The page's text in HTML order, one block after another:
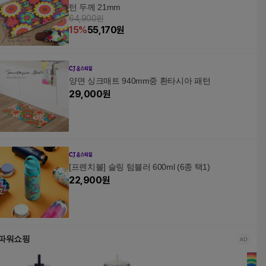
턴 두께 21mm
64,900원
15%55,170원
양면 싱크매트 940mm중 환타시아 패턴
29,000원
[프렌치불] 슬링 텀블러 600ml (6종 택1)
22,900원
워쇼핑